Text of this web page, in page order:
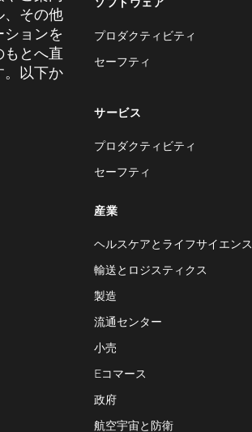
、その他
ョンを
もとへ直
。以下か
プロダクティビティ
セーフティ
サービス
プロダクティビティ
セーフティ
産業
ヘルスケアとライフサイエンス
輸送とロジスティクス
製造
流通センター
小売
Eコマース
政府
航空宇宙と防衛